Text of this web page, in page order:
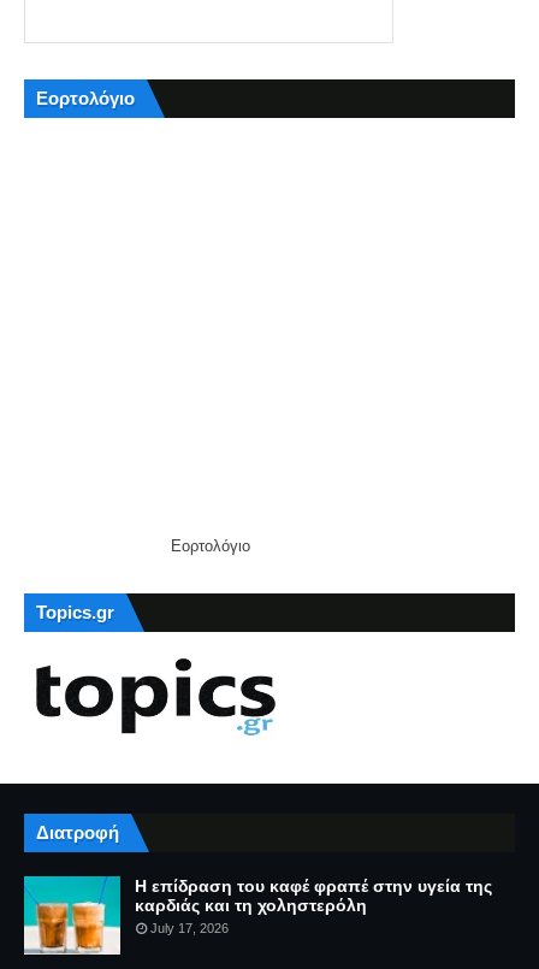
Εορτολόγιο
Εορτολόγιο
Topics.gr
Διατροφή
Η επίδραση του καφέ φραπέ στην υγεία της
καρδιάς και τη χοληστερόλη
July 17, 2026